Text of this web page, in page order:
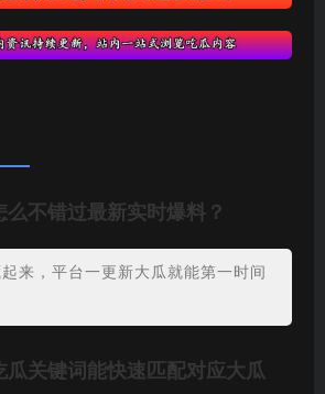
么不错过最新实时爆料？
来，平台一更新大瓜就能第一时间
瓜关键词能快速匹配对应大瓜